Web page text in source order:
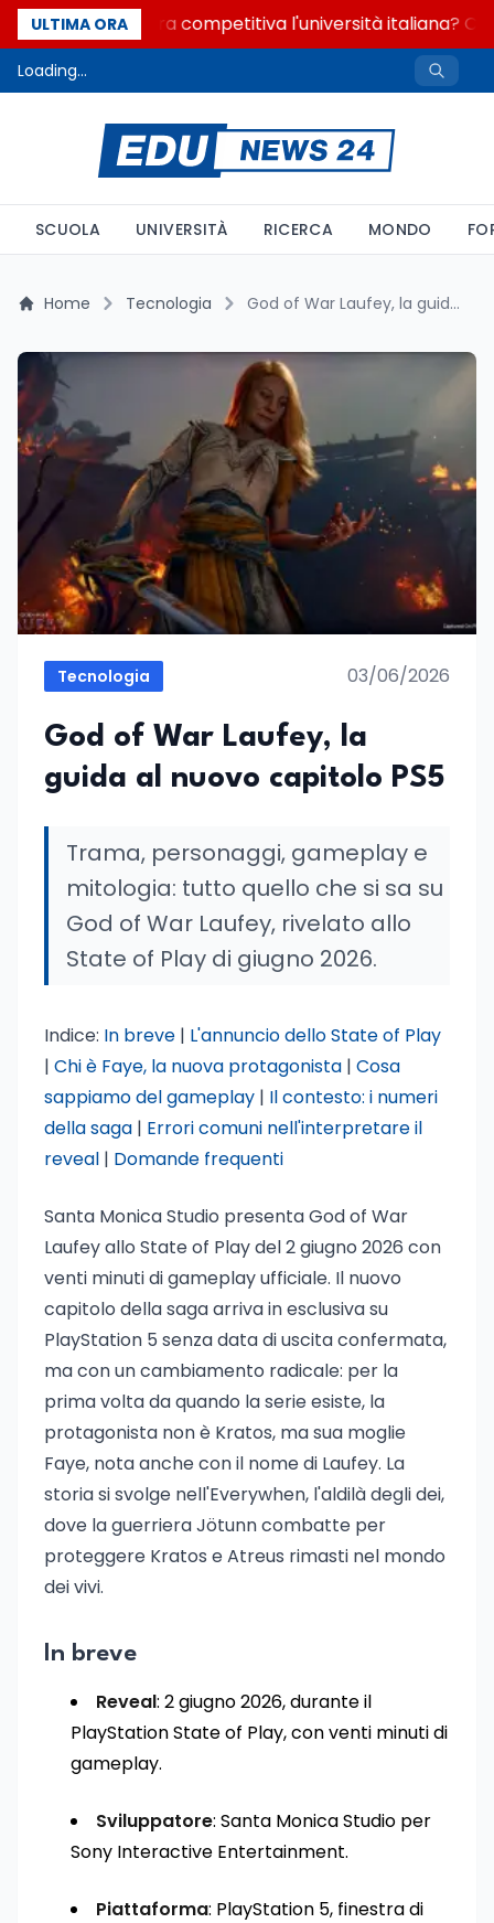
ULTIMA ORA
Quanto è ancora competitiva l'università italiana?
Loading...
SCUOLA UNIVERSITÀ RICERCA MONDO
Home Tecnologia God of War Laufey, la guida al nuovo capitolo PS5
Tecnologia 03/06/2026
God of War Laufey, la
guida al nuovo capitolo PS5
Trama, personaggi, gameplay e
mitologia: tutto quello che si sa su
God of War Laufey, rivelato allo
State of Play di giugno 2026.
Indice: In breve | L'annuncio dello State of Play
| Chi è Faye, la nuova protagonista | Cosa
sappiamo del gameplay | Il contesto: i numeri
della saga | Errori comuni nell'interpretare il
reveal | Domande frequenti
Santa Monica Studio presenta God of War
Laufey allo State of Play del 2 giugno 2026 con
venti minuti di gameplay ufficiale. Il nuovo
capitolo della saga arriva in esclusiva su
PlayStation 5 senza data di uscita confermata,
ma con un cambiamento radicale: per la
prima volta da quando la serie esiste, la
protagonista non è Kratos, ma sua moglie
Faye, nota anche con il nome di Laufey. La
storia si svolge nell'Everywhen, l'aldilà degli dei,
dove la guerriera Jötunn combatte per
proteggere Kratos e Atreus rimasti nel mondo
dei vivi.
In breve
Reveal: 2 giugno 2026, durante il
PlayStation State of Play, con venti minuti di
gameplay.
Sviluppatore: Santa Monica Studio per
Sony Interactive Entertainment.
Piattaforma: PlayStation 5, finestra di